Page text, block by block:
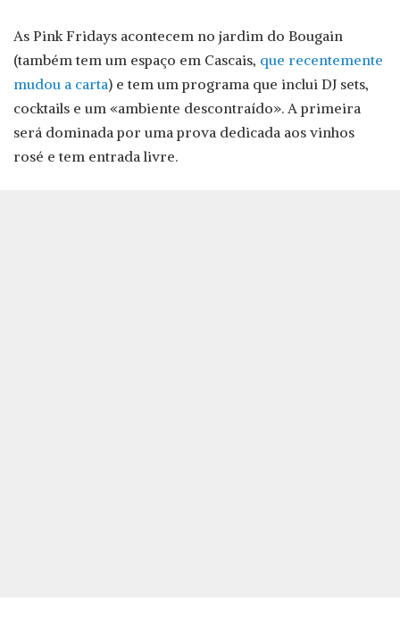
As Pink Fridays acontecem no jardim do Bougain
(também tem um espaço em Cascais, que recentemente
mudou a carta) e tem um programa que inclui DJ sets,
cocktails e um «ambiente descontraído». A primeira
será dominada por uma prova dedicada aos vinhos
rosé e tem entrada livre.